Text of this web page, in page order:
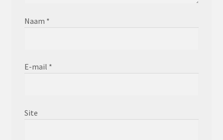
Naam *
E-mail *
Site